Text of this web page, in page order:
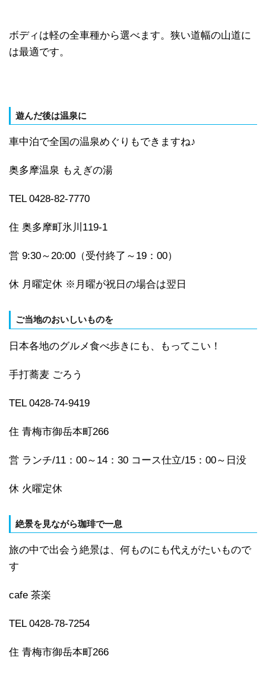
ボディは軽の全車種から選べます。狭い道幅の山道に
は最適です。
遊んだ後は温泉に
車中泊で全国の温泉めぐりもできますね♪
奥多摩温泉 もえぎの湯
TEL 0428-82-7770
住 奥多摩町氷川119-1
営 9:30～20:00（受付終了～19：00）
休 月曜定休 ※月曜が祝日の場合は翌日
ご当地のおいしいものを
日本各地のグルメ食べ歩きにも、もってこい！
手打蕎麦 ごろう
TEL 0428-74-9419
住 青梅市御岳本町266
営 ランチ/11：00～14：30 コース仕立/15：00～日没
休 火曜定休
絶景を見ながら珈琲で一息
旅の中で出会う絶景は、何ものにも代えがたいもので
す
cafe 茶楽
TEL 0428-78-7254
住 青梅市御岳本町266